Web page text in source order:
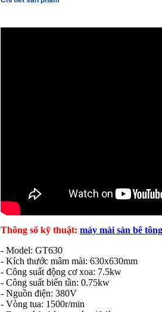
Thông số kỹ thuật: máy mài sàn bê
- Model: GT630
- Kích thước mâm mài: 630x630mm
- Công suất động cơ xoa: 7.5kw
- Công suất biến tần: 0.75kw
- Nguồn điện: 380V
- Vòng tua: 1500r/min